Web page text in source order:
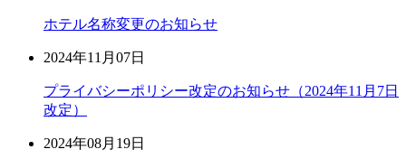
ホテル名称変更のお知らせ
2024年11月07日
プライバシーポリシー改定のお知らせ（2024年11月7日
改定）
2024年08月19日